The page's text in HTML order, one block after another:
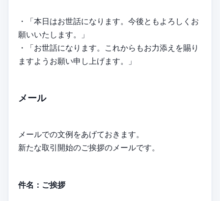
・「本日はお世話になります。今後ともよろしくお
願いいたします。」
・「お世話になります。これからもお力添えを賜り
ますようお願い申し上げます。」
メール
メールでの文例をあげておきます。
新たな取引開始のご挨拶のメールです。
件名：ご挨拶